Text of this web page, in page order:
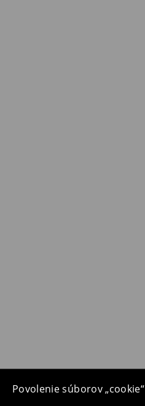
Povolenie súborov „cookie“